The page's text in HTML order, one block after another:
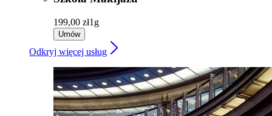
199,00 zł1g
Umów
Odkryj więcej usług